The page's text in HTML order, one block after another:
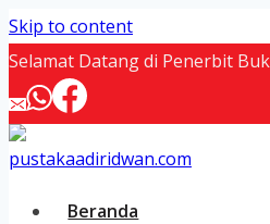
Skip to content
Selamat Datang di Penerbit
Beranda